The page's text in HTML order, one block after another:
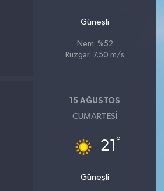
Güneşli
Nem: %52
Rüzgar: 7.50 m/s
15 AĞUSTOS
CUMARTESI
21 °
Güneşli